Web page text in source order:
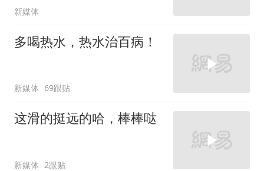
新媒体
多喝热水，热水治百病！
新媒体 69跟贴
这滑的挺远的哈，棒棒哒
新媒体 2跟贴